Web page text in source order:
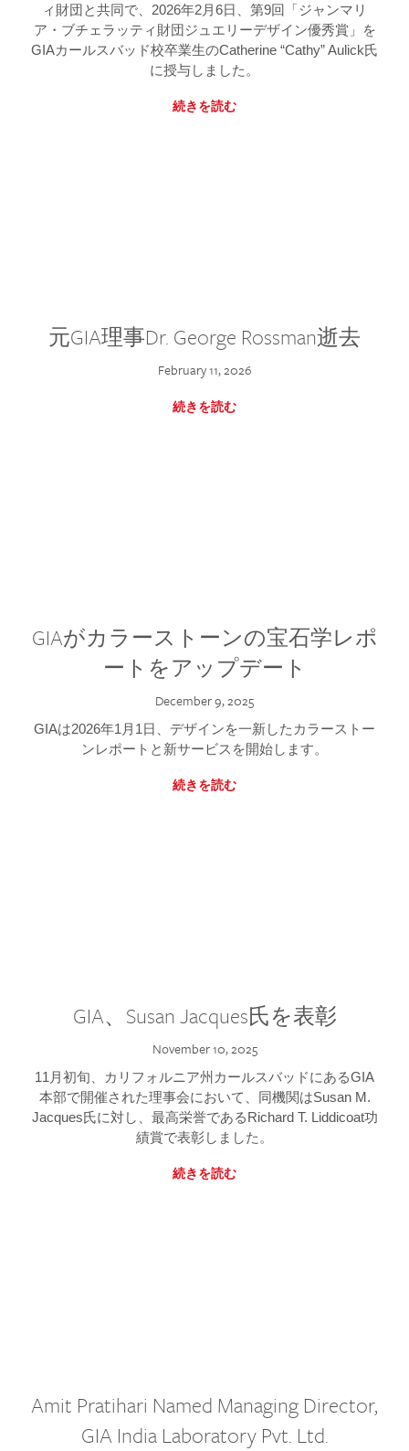
ィ財団と共同で、2026年2月6日、第9回「ジャンマリ
ア・ブチェラッティ財団ジュエリーデザイン優秀賞」を
GIAカールスバッド校卒業生のCatherine “Cathy” Aulick氏
に授与しました。
続きを読む
元GIA理事Dr. George Rossman逝去
February 11, 2026
続きを読む
GIAがカラーストーンの宝石学レポ
ートをアップデート
December 9, 2025
GIAは2026年1月1日、デザインを一新したカラーストー
ンレポートと新サービスを開始します。
続きを読む
GIA、Susan Jacques氏を表彰
November 10, 2025
11月初旬、カリフォルニア州カールスバッドにあるGIA
本部で開催された理事会において、同機関はSusan M.
Jacques氏に対し、最高栄誉であるRichard T. Liddicoat功
績賞で表彰しました。
続きを読む
Amit Pratihari Named Managing Director,
GIA India Laboratory Pvt. Ltd.